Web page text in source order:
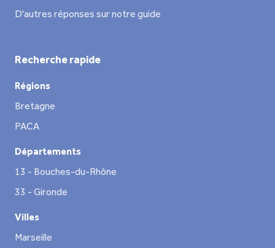
D'autres réponses sur notre guide
Recherche rapide
Régions
Bretagne
PACA
Départements
13 - Bouches-du-Rhône
33 - Gironde
Villes
Marseille